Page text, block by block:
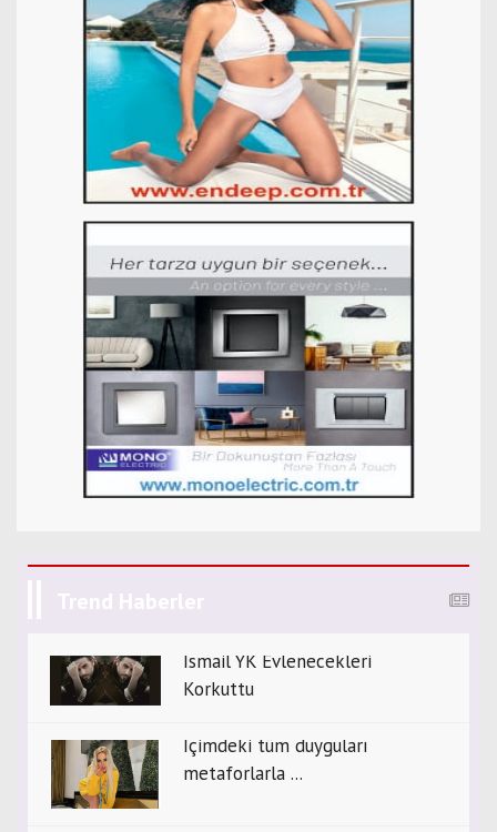
Trend Haberler
İsmail YK Evlenecekleri
Korkuttu
İçimdeki tüm duyguları
metaforlarla ...